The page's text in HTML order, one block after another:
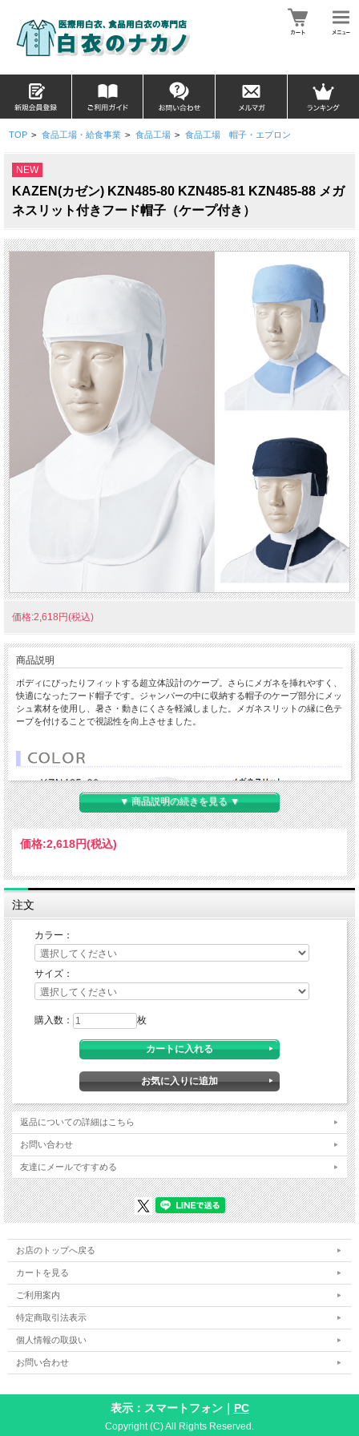
TOP > 食品工場・給食事業 > 食品工場 > 食品工場 帽子・エプロン
NEW
KAZEN(カゼン) KZN485-80 KZN485-81 KZN485-88 メガ
ネスリット付きフード帽子（ケープ付き）
価格:2,618円(税込)
商品説明
ボディにぴったりフィットする超立体設計のケープ。さらにメガネを挿れやすく、
快適になったフード帽子です。ジャンパーの中に収納する帽子のケープ部分にメッ
シュ素材を使用し、暑さ・動きにくさを軽減しました。メガネスリットの縁に色テ
ープを付けることで視認性を向上させました。
▼ 商品説明の続きを見る ▼
価格:2,618円(税込)
注文
カラー：
サイズ：
購入数： 枚
返品についての詳細はこちら
お問い合わせ
友達にメールですすめる
お店のトップへ戻る
カートを見る
ご利用案内
特定商取引法表示
個人情報の取扱い
お問い合わせ
表示：スマートフォン｜ PC
Copyright (C) All Rights Reserved.